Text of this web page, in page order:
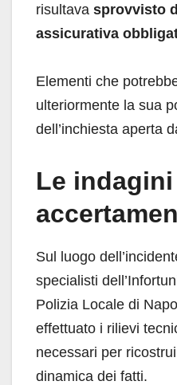
risultava sprovvisto
assicurativa
Elementi che
ulteriormente la sua
dell’inchiesta aperta
Le
Sul luogo
specialisti
Polizia Locale di
effettuato i rilievi
necessari per
dinamica dei fatti.